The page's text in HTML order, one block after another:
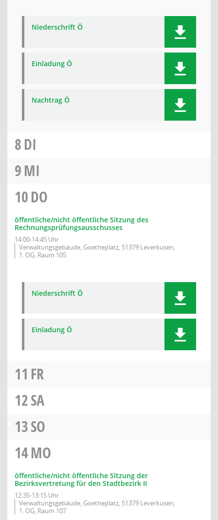
Niederschrift Ö
Einladung Ö
Nachtrag Ö
8DI
9MI
10DO
öffentliche/nicht öffentliche Sitzung des
Rechnungsprüfungsausschusses
14:00-14:45 Uhr
Verwaltungsgebäude, Goetheplatz, 51379 Leverkusen,
1. OG, Raum 105
Niederschrift Ö
Einladung Ö
11 FR
12SA
13SO
14MO
öffentliche/nicht öffentliche Sitzung der
Bezirksvertretung für den Stadtbezirk II
12:35-13:15 Uhr
Verwaltungsgebäude, Goetheplatz, 51379 Leverkusen,
1. OG, Raum 107